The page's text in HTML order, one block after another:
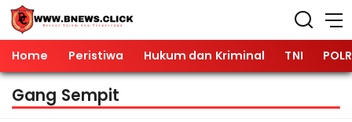
Home Peristiwa Hukum dan Kriminal TNI
Gang Sempit